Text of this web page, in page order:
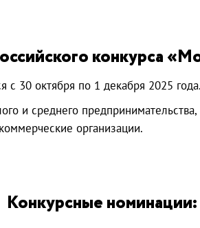
конкурса
с 30 октября по 1 декабря 2025 года.
и среднего
организации.
Конкурсные номинации: